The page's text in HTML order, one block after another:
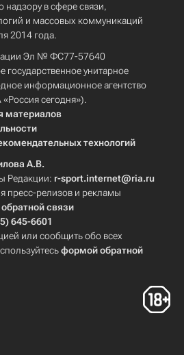
надзору в сфере связи,
и массовых коммуникаций
2014 года.
Эл № ФС77-57640
государственное унитарное
информационное агентство
сегодня»).
материалов
технологий
А.В.
Редакции: r-sport.internet@ria.ru
пресс-релизов и рекламы
связи
645-6601
или сообщить обо всех
формой обратной